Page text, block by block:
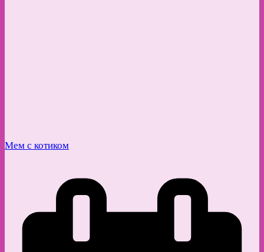
Мем с котиком